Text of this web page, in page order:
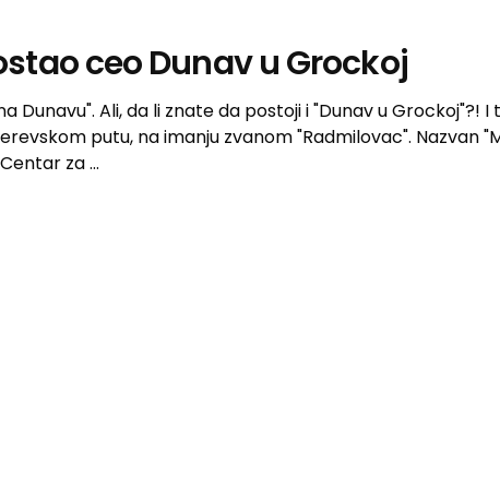
ceo Dunav u Grockoj
Dunavu". Ali, da li znate da postoji i "Dunav u Grockoj"?! I
putu, na imanju zvanom "Radmilovac". Nazvan
za